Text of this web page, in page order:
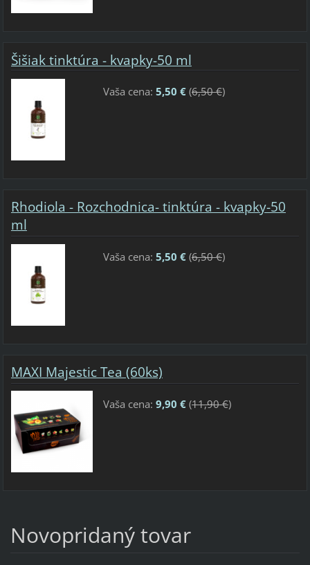
Šišiak tinktúra - kvapky-50 ml
Vaša cena: 5,50 €(6,50 €)
Rhodiola - Rozchodnica- tinktúra - kvapky-50
ml
Vaša cena: 5,50 €(6,50 €)
MAXI Majestic Tea (60ks)
Vaša cena: 9,90 €(11,90 €)
Novopridaný tovar